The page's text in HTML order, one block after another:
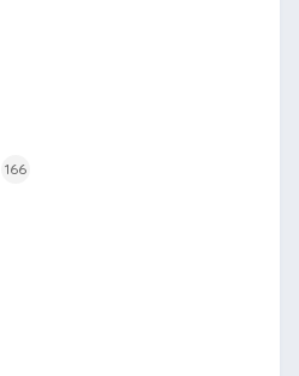
166